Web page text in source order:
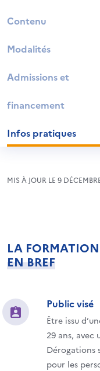
Contenu
Modalités
Admissions et
financement
Infos pratiques
MIS À JOUR LE 9
LA FORMATION
EN BREF
Public visé
Être issu
29 ans, avec
Dérogations
pour les